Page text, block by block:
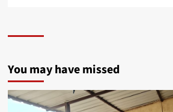
You may have missed